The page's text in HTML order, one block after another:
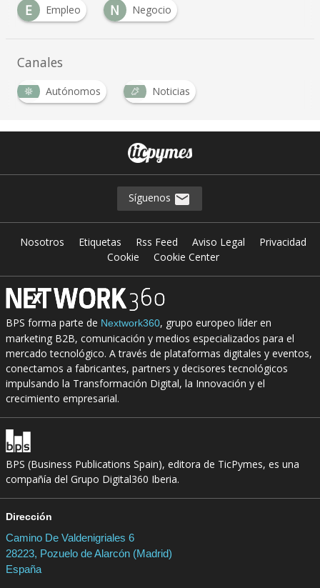
E
Empleo N Negocio
Canales
Autónomos Noticias
Síguenos
Nosotros Etiquetas Rss Feed Aviso Legal
Privacidad
Cookie
Cookie Center
BPS forma parte de Nextwork360, grupo europeo líder en
marketing B2B, comunicación y medios especializados para el
mercado tecnológico. A través de plataformas digitales y eventos,
conectamos a fabricantes, partners y decisores tecnológicos
impulsando la Transformación Digital, la Innovación y el
crecimiento empresarial.
BPS (Business Publications Spain), editora de TicPymes, es una
compañía del Grupo Digital360 Iberia.
Dirección
Camino De Valdenigriales 6
28223, Pozuelo de Alarcón (Madrid)
España